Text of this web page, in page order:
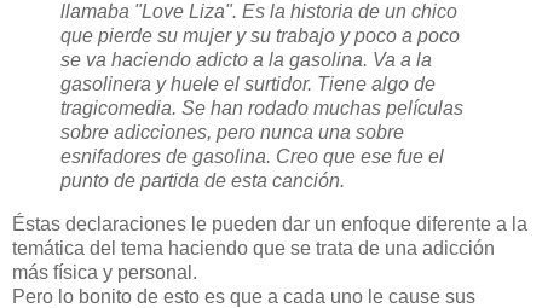
llamaba "Love Liza". Es la historia de un chico
que pierde su mujer y su trabajo y poco a poco
se va haciendo adicto a la gasolina. Va a la
gasolinera y huele el surtidor. Tiene algo de
tragicomedia. Se han rodado muchas películas
sobre adicciones, pero nunca una sobre
esnifadores de gasolina. Creo que ese fue el
punto de partida de esta canción.
Éstas declaraciones le pueden dar un enfoque diferente a la
temática del tema haciendo que se trata de una adicción
más física y personal.
Pero lo bonito de esto es que a cada uno le cause sus